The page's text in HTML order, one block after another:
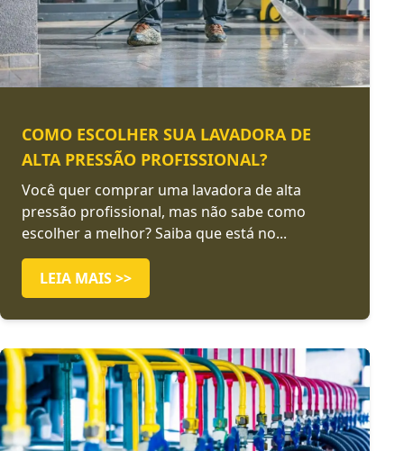
COMO ESCOLHER SUA LAVADORA DE
ALTA PRESSÃO PROFISSIONAL?
Você quer comprar uma lavadora de alta
pressão profissional, mas não sabe como
escolher a melhor? Saiba que está no...
LEIA MAIS >>